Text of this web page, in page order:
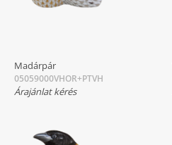
Madárpár
05059000VHOR+PTVH
Árajánlat kérés